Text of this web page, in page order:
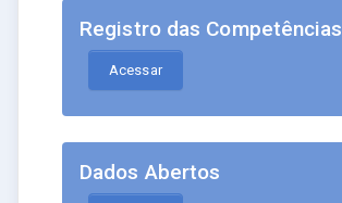
Registro das Competências
Acessar
Dados Abertos